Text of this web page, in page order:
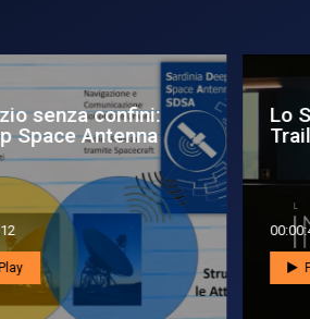
Deep Space: La
italiana di LiciaCube
trio...
Play